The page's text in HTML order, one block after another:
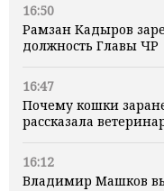
16:50
Рамзан Кадыров
должность Главы ЧР
16:47
Почему кошки
рассказала
16:12
Владимир Машков